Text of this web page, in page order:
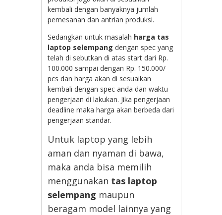
kembali dengan banyaknya jumlah
pemesanan dan antrian produksi.
Sedangkan untuk masalah harga tas
laptop selempang dengan spec yang
telah di sebutkan di atas start dari Rp.
100.000 sampai dengan Rp. 150.000/
pcs dan harga akan di sesuaikan
kembali dengan spec anda dan waktu
pengerjaan di lakukan. Jika pengerjaan
deadline maka harga akan berbeda dari
pengerjaan standar.
Untuk laptop yang lebih
aman dan nyaman di bawa,
maka anda bisa memilih
menggunakan tas laptop
selempang maupun
beragam model lainnya yang